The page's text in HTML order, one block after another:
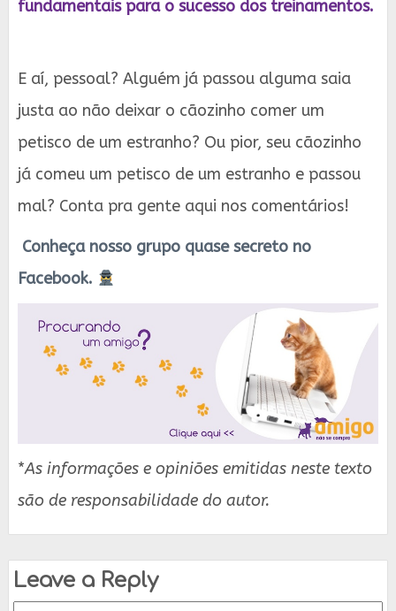
fundamentais para o sucesso dos treinamentos.
E aí, pessoal? Alguém já passou alguma saia
justa ao não deixar o cãozinho comer um
petisco de um estranho? Ou pior, seu cãozinho
já comeu um petisco de um estranho e passou
mal? Conta pra gente aqui nos comentários!
Conheça nosso grupo quase secreto no
Facebook.
*As informações e opiniões emitidas neste texto
são de responsabilidade do autor.
Leave a Reply